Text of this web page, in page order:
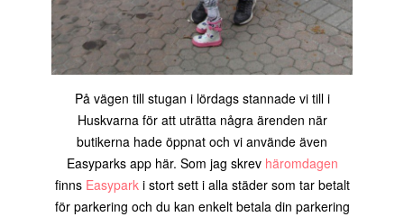
På vägen till stugan i lördags stannade vi till i
Huskvarna för att uträtta några ärenden när
butikerna hade öppnat och vi använde även
Easyparks app här. Som jag skrev häromdagen
finns Easyparki stort sett i alla städer som tar betalt
för parkering och du kan enkelt betala din parkering